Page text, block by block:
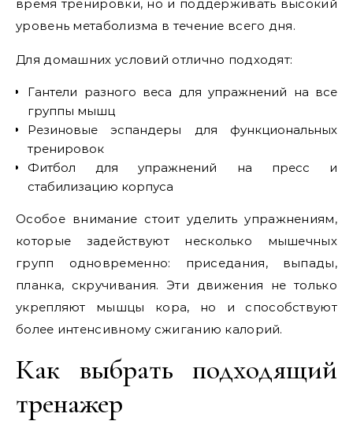
время тренировки, но и поддерживать высокий
уровень метаболизма в течение всего дня.
Для домашних условий отлично подходят:
Гантели разного веса для упражнений на все
группы мышц
Резиновые эспандеры для функциональных
тренировок
Фитбол для упражнений на пресс и
стабилизацию корпуса
Особое внимание стоит уделить упражнениям,
которые задействуют несколько мышечных
групп одновременно: приседания, выпады,
планка, скручивания. Эти движения не только
укрепляют мышцы кора, но и способствуют
более интенсивному сжиганию калорий.
Как выбрать подходящий
тренажер